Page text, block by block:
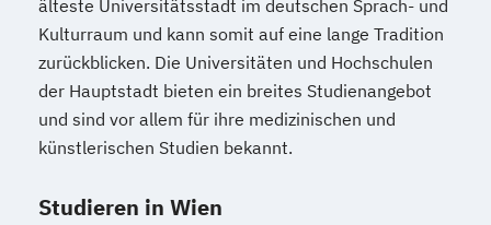
Public Management
Public Management für
Verwaltungsfachangestellte
Public Relations und Kommunikation
Pädagogik
Pädagogik
Robotics (DE/EN)
Wirtschafts­ingenieur­wesen
Verfahrenstechnik
Zukunftsmanagement
älteste Universitätsstadt im deutschen Sprach- und
Kulturraum und kann somit auf eine lange Tradition
zurückblicken. Die Universitäten und Hochschulen
der Hauptstadt bieten ein breites Studienangebot
und sind vor allem für ihre medizinischen und
künstlerischen Studien bekannt.
Studieren in Wien